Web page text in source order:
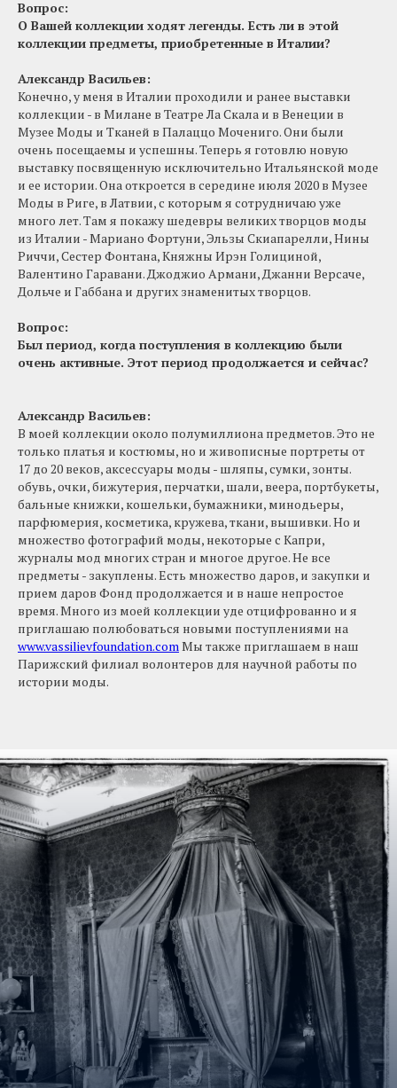
Вопрос:
О Вашей коллекции ходят легенды. Есть ли в этой
коллекции предметы, приобретенные в Италии?
Александр Васильев:
Конечно, у меня в Италии проходили и ранее выставки
коллекции - в Милане в Театре Ла Скала и в Венеции в
Музее Моды и Тканей в Палаццо Мочениго. Они были
очень посещаемы и успешны. Теперь я готовлю новую
выставку посвященную исключительно Итальянской моде
и ее истории. Она откроется в середине июля 2020 в Музее
Моды в Риге, в Латвии, с которым я сотрудничаю уже
много лет. Там я покажу шедевры великих творцов моды
из Италии - Мариано Фортуни, Эльзы Скиапарелли, Нины
Риччи, Сестер Фонтана, Княжны Ирэн Голициной,
Валентино Гаравани. Джоджио Армани, Джанни Версаче,
Дольче и Габбана и других знаменитых творцов.
Вопрос:
Был период, когда поступления в коллекцию были
очень активные. Этот период продолжается и сейчас?
Александр Васильев:
В моей коллекции около полумиллиона предметов. Это не
только платья и костюмы, но и живописные портреты от
17 до 20 веков, аксессуары моды - шляпы, сумки, зонты.
обувь, очки, бижутерия, перчатки, шали, веера, портбукеты,
бальные книжки, кошельки, бумажники, минодьеры,
парфюмерия, косметика, кружева, ткани, вышивки. Но и
множество фотографий моды, некоторые с Капри,
журналы мод многих стран и многое другое. Не все
предметы - закуплены. Есть множество даров, и закупки и
прием даров Фонд продолжается и в наше непростое
время. Много из моей коллекции уде отцифрованно и я
приглашаю полюбоваться новыми поступлениями на
www.vassilievfoundation.com Мы также приглашаем в наш
Парижский филиал волонтеров для научной работы по
истории моды.